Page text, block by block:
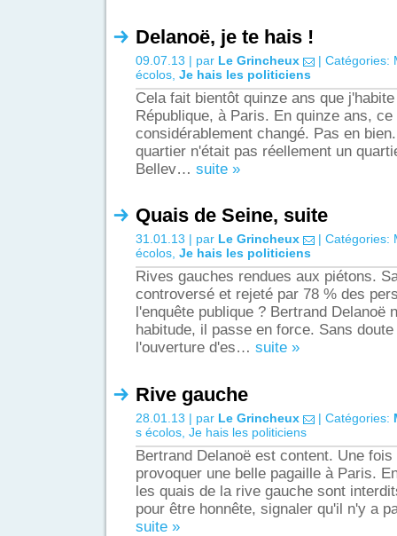
Delanoë, je te hais !
09.07.13 | par Le Grincheux | Catégories:
écolos Je hais les politiciens
Cela fait bientôt quinze ans que
République, à Paris. En quinze ans,
considérablement changé. Pas en
quartier n'était pas réellement un
Bellev… suite »
Quais de Seine, suite
31.01.13 | par Le Grincheux | Catégories:
écolos, Je hais les politiciens
Rives gauches rendues aux piétons.
controversé et rejeté par 78 % des
l'enquête publique ? Bertrand Delanoë
habitude, il passe en force. Sans
l'ouverture d'es… suite »
Rive gauche
28.01.13 | par Le Grincheux | Catégories:
s écolos Je hais les politiciens
Bertrand Delanoë est content. Une
provoquer une belle pagaille à Paris.
les quais de la rive gauche sont
pour être honnête, signaler qu'il n'y a
suite »